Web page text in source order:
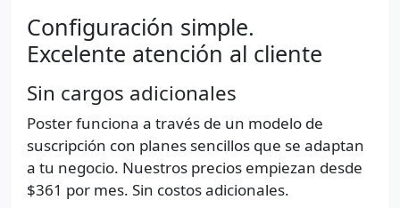
Configuración simple.
Excelente atención al cliente
Sin cargos adicionales
Poster funciona a través de un modelo de
suscripción con planes sencillos que se adaptan
a tu negocio. Nuestros precios empiezan desde
$361 por mes. Sin costos adicionales.